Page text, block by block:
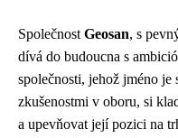
Společnost Geosan, s
dívá do budoucna s
společnosti, jehož jméno je
zkušenostmi v oboru, si
a upevňovat její pozici na